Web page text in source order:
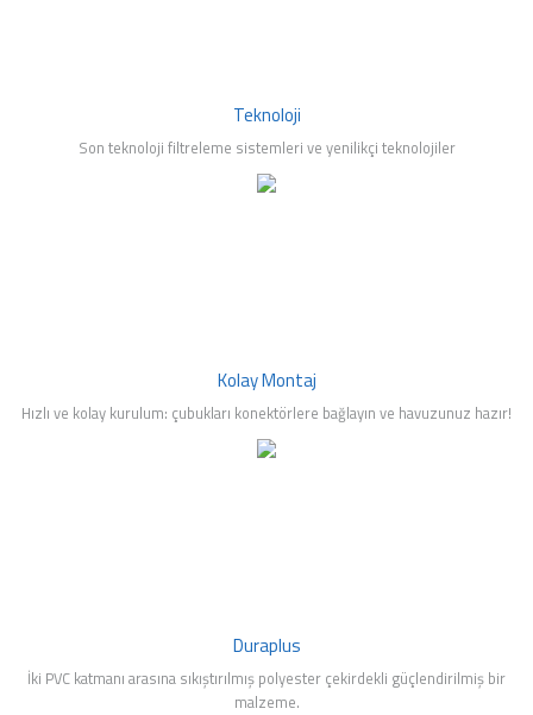
Teknoloji
Son teknoloji filtreleme sistemleri ve yenilikçi teknolojiler
Kolay Montaj
Hızlı ve kolay kurulum: çubukları konektörlere bağlayın ve havuzunuz hazır!
Duraplus
İki PVC katmanı arasına sıkıştırılmış polyester çekirdekli güçlendirilmiş bir
malzeme.